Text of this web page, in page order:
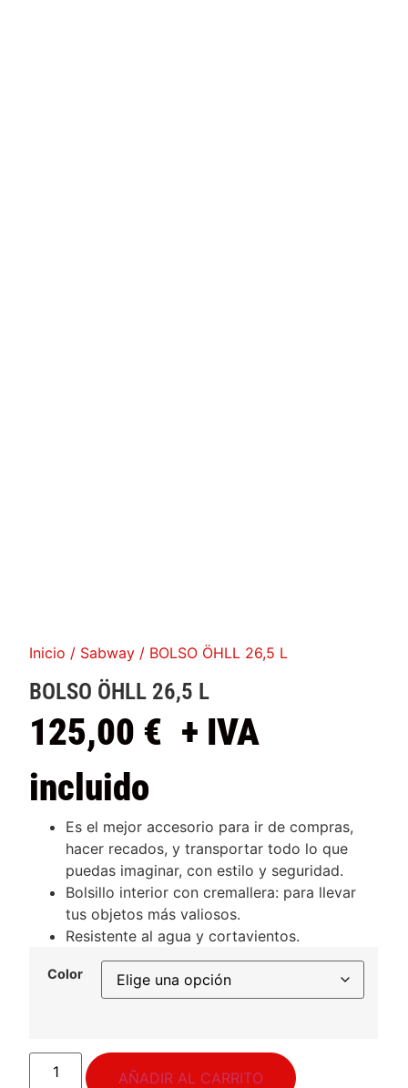
Inicio / Sabway / BOLSO ÖHLL 26,5 L
BOLSO ÖHLL 26,5 L
125,00 € + IVA
incluido
Es el mejor accesorio para ir de compras,
hacer recados, y transportar todo lo que
puedas imaginar, con estilo y seguridad.
Bolsillo interior con cremallera: para llevar
tus objetos más valiosos.
Resistente al agua y cortavientos.
Color
AÑADIR AL CARRITO